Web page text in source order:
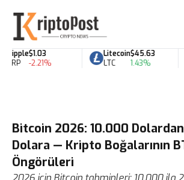
Ripple
XRP
$1.03
-2.21%
Litecoin
LTC
$45.63
1.43%
Bitcoin 2026: 10.000
Dolara — Kripto Boğalarının
Öngörüleri